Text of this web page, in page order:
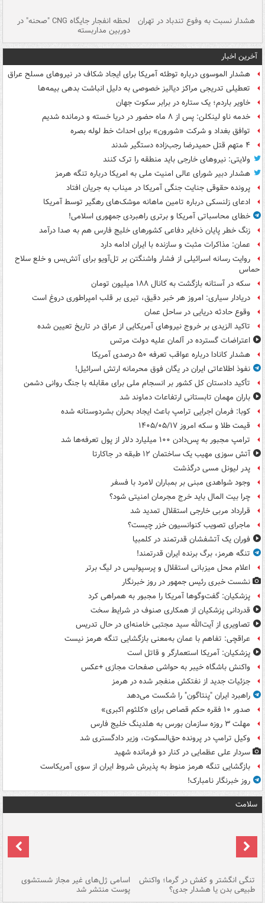
هشدار نسبت به وفوع تندباد در تهران لحظه انفجار جایگاه CNG "صحنه" در
دوربین مداربسته
آخرین اخبار
هشدار الموسوی درباره توطئه آمریکا برای ایجاد شکاف در نیروهای مسلح عراق
تعطیلی تدریجی مراکز دیالیز خصوصی به دلیل انباشت بدهی بیمه‌ها
خاویر باردم؛ یک ستاره در برابر سکوت جهان
خدمه ناو لینکلن: پس از ۸ ماه حضور در دریا خسته و درمانده‌ شدیم
توافق بغداد و شرکت «شورون» برای احداث خط لوله بصره
۴ متهم قتل حمیدرضا رجب‌زاده دستگیر شدند
ولایتی: نیروهای خارجی باید منطقه را ترک کنند
هشدار دبیر شورای عالی امنیت ملی به امریکا درباره تنگه هرمز
پرونده حقوقی جنایت جنگی آمریکا در میناب به جریان افتاد
ادعای زلنسکی درباره تامین ماهانه موشک‌های رهگیر توسط آمریکا
خطای محاسباتی آمریکا و برتری راهبردی جمهوری اسلامی!
زنگ خطر پایان ذخایر دفاعی کشورهای خلیج فارس هم به صدا درآمد
عمان: مذاکرات مثبت و سازنده با ایران ادامه دارد
روایت رسانه اسرائیلی از فشار واشنگتن بر تل‌آویو برای آتش‌بس و خلع سلاح
حماس
سکه در آستانه بازگشت به کانال ۱۸۸ میلیون تومان
دریادار سیاری: امروز هر خبر دقیق، تیری بر قلب امپراطوری دروغ است
وقوع حادثه دریایی در ساحل عمان
تاکید الزیدی بر خروج نیروهای آمریکایی از عراق در تاریخ تعیین شده
اعتراضات گسترده در آلمان علیه دولت مرتس
هشدار کانادا درباره عواقب تعرفه ۵۰ درصدی آمریکا
نفوذ اطلاعاتی ایران در یگان فوق محرمانه ارتش اسرائیل!
تأکید دادستان کل کشور بر انسجام ملی برای مقابله با جنگ روانی دشمن
باران مهمان تابستانی ارتفاعات دماوند شد
کوبا: فرمان اجرایی ترامپ باعث ایجاد بحران بشردوستانه شده
قیمت طلا و سکه امروز ۱۴۰۵/۰۵/۱۷
ترامپ مجبور به پس‌دادن ۱۰۰ میلیارد دلار از پول تعرفه‌ها شد
آتش سوزی مهیب یک ساختمان ۱۲ طبقه در جاکارتا
پدر لیونل مسی درگذشت
وجود شواهدی مبنی بر بمباران لامرد با فسفر
چرا بیت المال باید خرج مجرمان امنیتی شود؟
قرارداد مربی خارجی استقلال تمدید شد
ماجرای تصویب کنوانسیون خزر چیست؟
فوران یک آتشفشان قدرتمند در کلمبیا
تنگه هرمز، برگ برنده ایران قدرتمند!
اعلام محل میزبانی استقلال و پرسپولیس در لیگ برتر
نشست خبری رئیس جمهور در روز خبرنگار
پزشکیان: گفت‌وگوها آمریکا را مجبور به همراهی کرد
قدردانی پزشکیان از همکاری صنوف در شرایط سخت
تصاویری از آیت‌الله سید مجتبی خامنه‌ای در حال تدریس
عراقچی: تفاهم با عمان به‌معنی بازگشایی تنگه هرمز نیست
پزشکیان: آمریکا استعمارگر و قاتل است
واکنش باشگاه خیبر به حواشی صفحات مجازی +عکس
جزئیات جدید از نفتکش منفجر شده در هرمز
راهبرد ایران "پنتاگون" را شکست می‌دهد
صدور ۱۰ فقره حکم قصاص برای «کلثوم اکبری»
مهلت ۳ روزه سازمان بورس به هلدینگ خلیج فارس
وکیل ترامپ در پرونده حق‌السکوت، وزیر دادگستری شد
سردار علی عظمایی در کنار دو فرمانده شهید
بازگشایی تنگه هرمز منوط به پذیرش شروط ایران از سوی آمریکاست
روز خبرنگار نامبارک!
سلامت
تنگی انگشتر و کفش در گرما؛ واکنش
طبیعی بدن یا هشدار جدی؟
اسامی ژل‌های غیر مجاز شستشوی
پوست منتشر شد